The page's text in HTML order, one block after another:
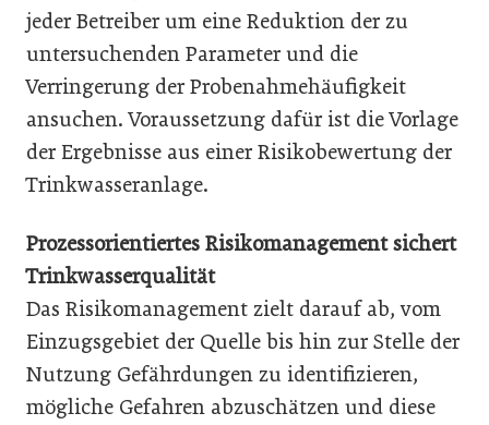
jeder Betreiber um eine Reduktion der zu
untersuchenden Parameter und die
Verringerung der Probenahmehäufigkeit
ansuchen. Voraussetzung dafür ist die Vorlage
der Ergebnisse aus einer Risikobewertung der
Trinkwasseranlage.
Prozessorientiertes Risikomanagement sichert
Trinkwasserqualität
Das Risikomanagement zielt darauf ab, vom
Einzugsgebiet der Quelle bis hin zur Stelle der
Nutzung Gefährdungen zu identifizieren,
mögliche Gefahren abzuschätzen und diese